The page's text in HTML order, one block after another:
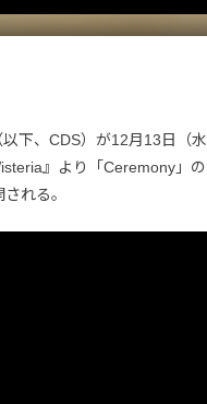
下、CDS）が12月13日（
』より「Ceremony」の
れる。